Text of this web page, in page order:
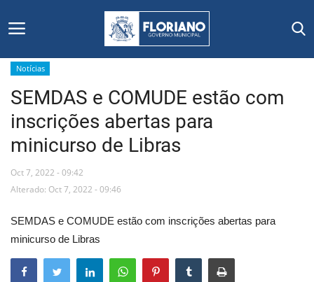
Início
Editais
Floriano
Mural de Licitações
Notícias
Notícias
SEMDAS e COMUDE estão com
inscrições abertas para
minicurso de Libras
Oct 7, 2022 - 09:42
Alterado: Oct 7, 2022 - 09:46
SEMDAS e COMUDE estão com inscrições abertas para
minicurso de Libras